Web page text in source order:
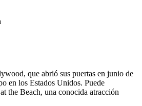
que abrió sus puertas en junio de
en los Estados Unidos. Puede
the Beach, una conocida atracción